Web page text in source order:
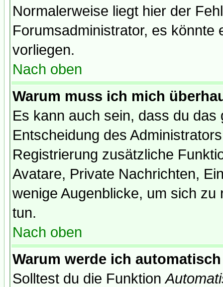
Normalerweise liegt hier der
Forumsadministrator, es könnte
vorliegen.
Nach oben
Warum muss ich mich
Es kann auch sein, dass du
Entscheidung des
Registrierung zusätzliche
Avatare, Private Nachrichten,
wenige Augenblicke, um sich
tun.
Nach oben
Warum werde ich
Solltest du die Funktion